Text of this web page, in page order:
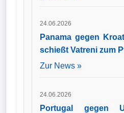
24.06.2026
Panama gegen
schießt Vatreni zum
Zur News »
24.06.2026
Portugal gegen